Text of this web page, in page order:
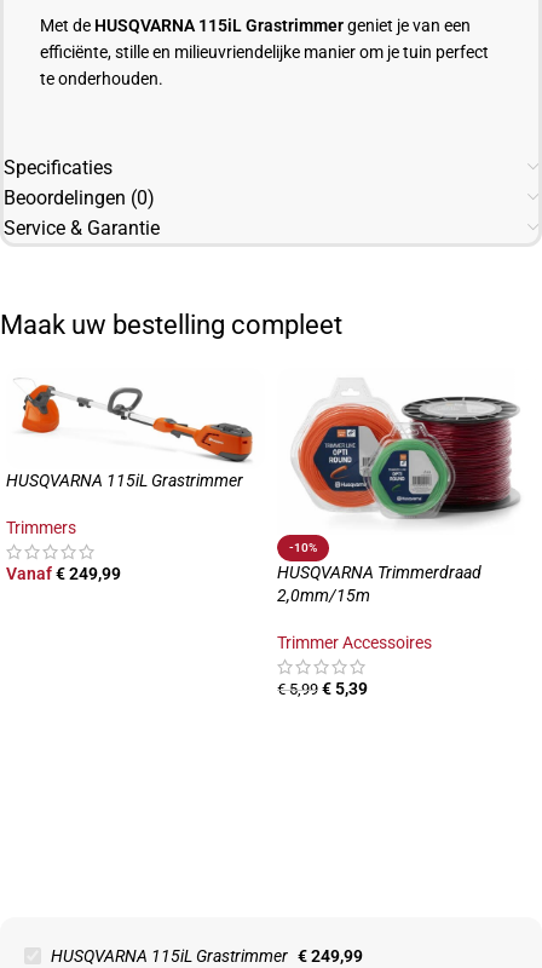
Met de HUSQVARNA 115iL Grastrimmergeniet je van een
efficiënte, stille en milieuvriendelijke manier om je tuin perfect
te onderhouden.
Specificaties
Beoordelingen (0)
Service & Garantie
Maak uw bestelling compleet
HUSQVARNA 115iL Grastrimmer
Trimmers
Vanaf€249,99
-10%
HUSQVARNA Trimmerdraad
2,0mm/15m
Trimmer Accessoires
€5,99 € 5,39
HUSQVARNA 115iL Grastrimmer €249,99